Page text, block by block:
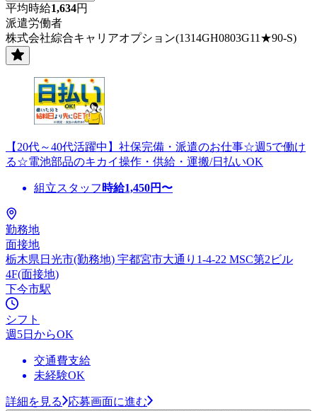
平均時給1,634円
派遣労働者
株式会社綜合キャリアオプション(1314GH0803G11★90-S)
【20代～40代活躍中】社保完備・派遣のお仕事☆週5で働け
る☆電池部品のキカイ操作・供給・運搬/日払いOK
組立スタッフ 時給1,450円〜
勤務地
面接地
栃木県日光市(勤務地) 宇都宮市大通り1-4-22 MSC第2ビル
4F(面接地)
下今市駅
シフト
週5日からOK
交通費支給
未経験OK
詳細を見る 応募画面に進む